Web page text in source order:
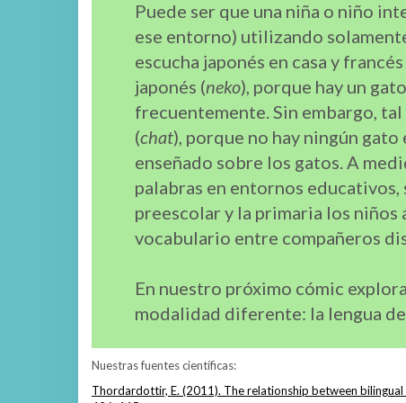
Puede ser que una niña o niño
ese entorno) utilizando
escucha japonés en casa y
japonés (neko), porque hay un
frecuentemente. Sin embargo,
(chat), porque no hay ningún gato
enseñado sobre los gatos. A
palabras en entornos
preescolar y la primaria los niños
vocabulario entre compañeros
En nuestro próximo cómic
modalidad diferente: la lengua de
Nuestras fuentes científicas:
Thordardottir, E. (2011). The relationship between